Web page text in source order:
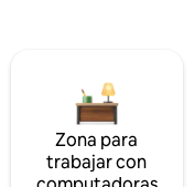
Zona para
trabajar con